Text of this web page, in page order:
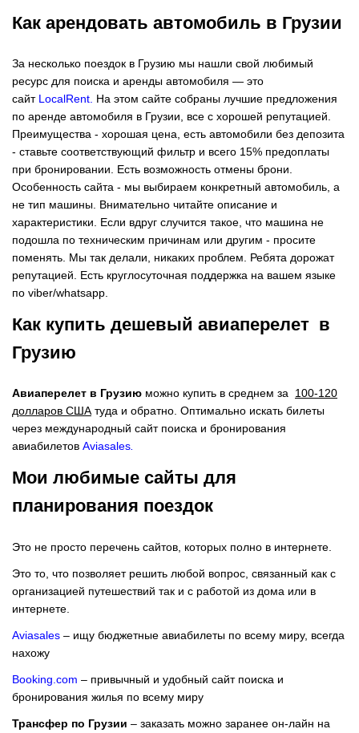
Как арендовать автомобиль в Грузии
За несколько поездок в Грузию мы нашли свой любимый
ресурс для поиска и аренды автомобиля — это
сайт LocalRent На этом сайте собраны лучшие предложения
по аренде автомобиля в Грузии, все с хорошей репутацией.
Преимущества - хорошая цена, есть автомобили без депозита
- ставьте соответствующий фильтр и всего 15% предоплаты
при бронировании. Есть возможность отмены брони.
Особенность сайта - мы выбираем конкретный автомобиль, а
не тип машины. Внимательно читайте описание и
характеристики. Если вдруг случится такое, что машина не
подошла по техническим причинам или другим - просите
поменять. Мы так делали, никаких проблем. Ребята дорожат
репутацией. Есть круглосуточная поддержка на вашем языке
по viber/whatsapp.
Как купить дешевый авиаперелет в
Грузию
Авиаперелет в Грузию можно купить в среднем за 100-120
долларов СШАтуда и обратно. Оптимально искать билеты
через международный сайт поиска и бронирования
авиабилетов Aviasales.
Мои любимые сайты для
планирования поездок
Это не просто перечень сайтов, которых полно в интернете.
Это то, что позволяет решить любой вопрос, связанный как с
организацией путешествий так и с работой из дома или в
интернете.
Aviasales – ищу бюджетные авиабилеты по всему миру, всегда
нахожу
Booking.com – привычный и удобный сайт поиска и
бронирования жилья по всему миру
Трансфер по Грузии – заказать можно заранее он-лайн на